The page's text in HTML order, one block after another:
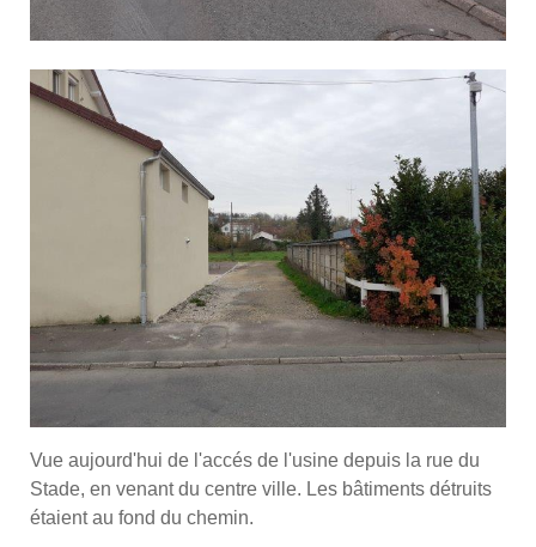
Vue aujourd'hui de l'accés de l'usine depuis la rue du
Stade, en venant du centre ville. Les bâtiments détruits
étaient au fond du chemin.